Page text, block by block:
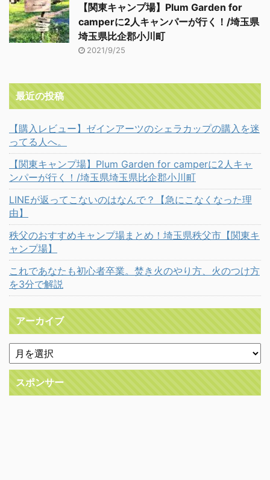
【関東キャンプ場】Plum Garden for
camperに2人キャンパーが行く！/埼玉県
埼玉県比企郡小川町
2021/9/25
最近の投稿
【購入レビュー】ゼインアーツのシェラカップの購入を迷
ってる人へ。
【関東キャンプ場】Plum Garden for camperに2人キャ
ンパーが行く！/埼玉県埼玉県比企郡小川町
LINEが返ってこないのはなんで？【急にこなくなった理
由】
秩父のおすすめキャンプ場まとめ！埼玉県秩父市【関東キ
ャンプ場】
これであなたも初心者卒業。焚き火のやり方、火のつけ方
を3分で解説
アーカイブ
スポンサー